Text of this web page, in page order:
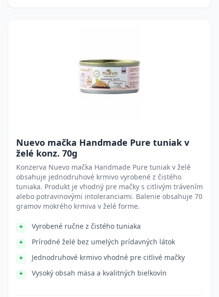
Nuevo mačka Handmade Pure tuniak v
želé konz. 70g
Konzerva Nuevo mačka Handmade Pure tuniak v želé
obsahuje jednodruhové krmivo vyrobené z čistého
tuniaka. Produkt je vhodný pre mačky s citlivým trávením
alebo potravinovými intoleranciami. Balenie obsahuje 70
gramov mokrého krmiva v želé forme.
Vyrobené ručne z čistého tuniaka
Prírodné želé bez umelých prídavných látok
Jednodruhové krmivo vhodné pre citlivé mačky
Vysoký obsah mäsa a kvalitných bielkovín